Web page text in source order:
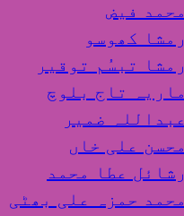
محمد فیض
رمشا کھوسو
رمشا تبسُم توقیر
ماریہ تاج بلوچ
عبداللہ ضمیر
محسن علی خاں
رشائل عطا محمد
محمد حمزہ علی بھٹی